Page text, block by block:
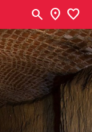
search location_on favorite